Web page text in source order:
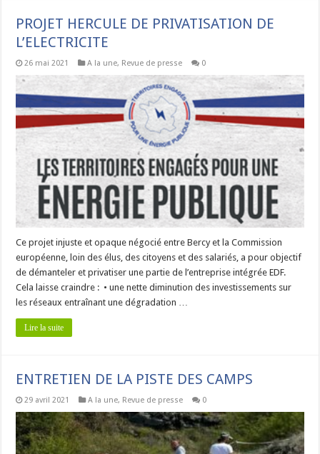
PROJET HERCULE DE PRIVATISATION DE
L’ELECTRICITE
26 mai 2021 A la une, Revue de presse 0
Ce projet injuste et opaque négocié entre Bercy et la Commission
européenne, loin des élus, des citoyens et des salariés, a pour objectif
de démanteler et privatiser une partie de l’entreprise intégrée EDF.
Cela laisse craindre : • une nette diminution des investissements sur
les réseaux entraînant une dégradation …
Lire la suite
ENTRETIEN DE LA PISTE DES CAMPS
29 avril 2021 A la une, Revue de presse 0